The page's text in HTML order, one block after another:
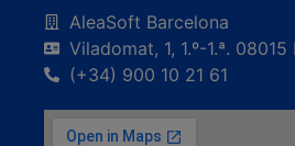
AleaSoft Barcelona
Viladomat, 1, 1.º-1.ª.
(+34) 900 10 21 61